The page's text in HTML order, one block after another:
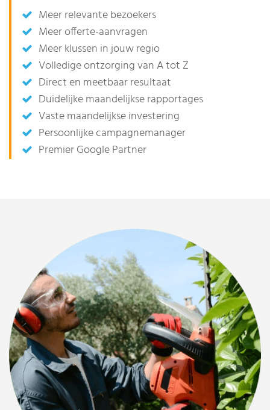
Meer relevante bezoekers
Meer offerte-aanvragen
Meer klussen in jouw regio
Volledige ontzorging van A tot Z
Direct en meetbaar resultaat
Duidelijke maandelijkse rapportages
Vaste maandelijkse investering
Persoonlijke campagnemanager
Premier Google Partner